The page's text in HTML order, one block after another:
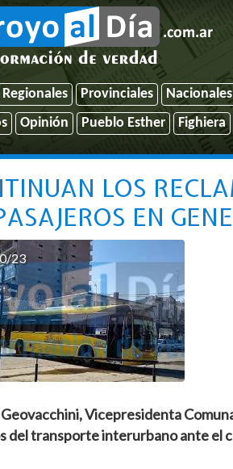
Regionales Provinciales Nacionales
Opinión Pueblo Esther Fighiera
LOS
EN
23
Vicepresidenta
del transporte interurbano ante el